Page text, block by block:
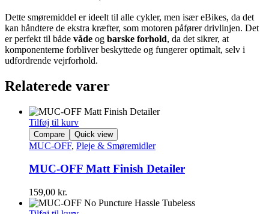
Dette smøremiddel er ideelt til alle cykler, men især eBikes, da det
kan håndtere de ekstra kræfter, som motoren påfører drivlinjen. Det
er perfekt til både våde og barske forhold, da det sikrer, at
komponenterne forbliver beskyttede og fungerer optimalt, selv i
udfordrende vejrforhold.
Relaterede varer
Tilføj til kurv
Compare Quick view
MUC-OFF, Pleje & Smøremidler
MUC-OFF Matt Finish Detailer
159,00 kr.